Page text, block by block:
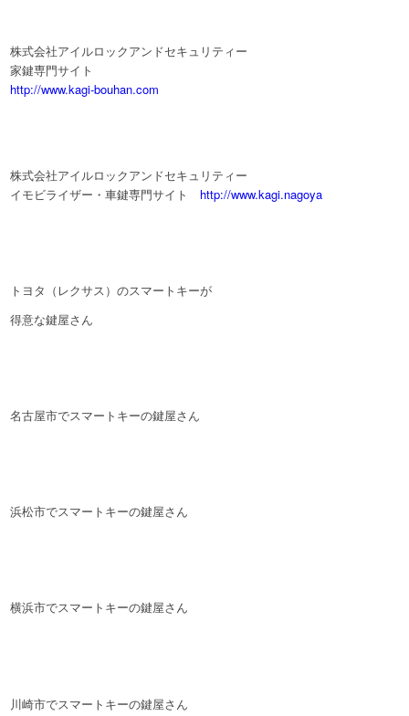
株式会社アイルロックアンドセキュリティー
家鍵専門サイト
http://www.kagi-bouhan.com
株式会社アイルロックアンドセキュリティー
イモビライザー・車鍵専門サイト http://www.kagi.nagoya
トヨタ（レクサス）のスマートキーが
得意な鍵屋さん
名古屋市でスマートキーの鍵屋さん
浜松市でスマートキーの鍵屋さん
横浜市でスマートキーの鍵屋さん
川崎市でスマートキーの鍵屋さん